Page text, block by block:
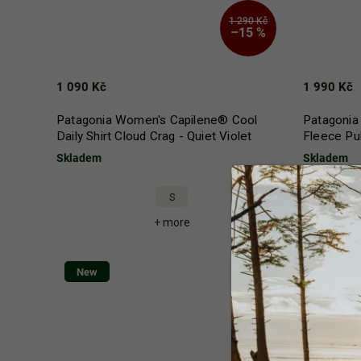
1 290 Kč
–15 %
Patagonia Women's Capilene® Cool
Daily Shirt Cloud Crag - Quiet Violet
Skladem
1 090 Kč
S
+ more
Fleece
Skladem
1 990 Kč
New